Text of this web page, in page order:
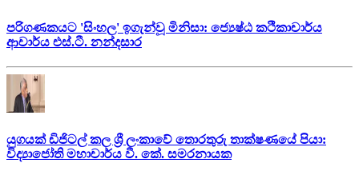
පරිගණකයට 'සිංහල' ඉගැන්වූ මිනිසා: ජ්‍යෙෂ්ඨ කථිකාචාර්ය
ආචාර්ය එස්.ටී. නන්දසාර
යුගයක් ඩිජිටල් කල ශ්‍රී ලංකාවේ තොරතුරු තාක්ෂණයේ පියා:
විද්‍යාජෝති මහාචාර්ය වී. කේ. සමරනායක